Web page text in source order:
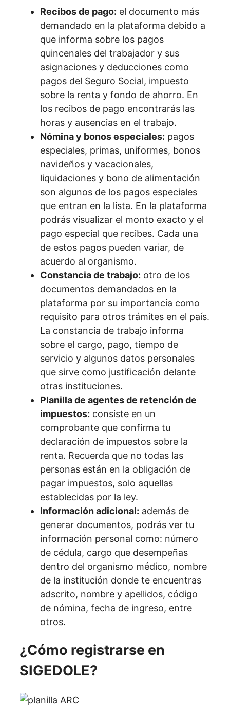
Recibos de pago: el documento más
demandado en la plataforma debido a
que informa sobre los pagos
quincenales del trabajador y sus
asignaciones y deducciones como
pagos del Seguro Social, impuesto
sobre la renta y fondo de ahorro. En
los recibos de pago encontrarás las
horas y ausencias en el trabajo.
Nómina y bonos especiales: pagos
especiales, primas, uniformes, bonos
navideños y vacacionales,
liquidaciones y bono de alimentación
son algunos de los pagos especiales
que entran en la lista. En la plataforma
podrás visualizar el monto exacto y el
pago especial que recibes. Cada una
de estos pagos pueden variar, de
acuerdo al organismo.
Constancia de trabajo: otro de los
documentos demandados en la
plataforma por su importancia como
requisito para otros trámites en el país.
La constancia de trabajo informa
sobre el cargo, pago, tiempo de
servicio y algunos datos personales
que sirve como justificación delante
otras instituciones.
Planilla de agentes de retención de
impuestos: consiste en un
comprobante que confirma tu
declaración de impuestos sobre la
renta. Recuerda que no todas las
personas están en la obligación de
pagar impuestos, solo aquellas
establecidas por la ley.
Información adicional: además de
generar documentos, podrás ver tu
información personal como: número
de cédula, cargo que desempeñas
dentro del organismo médico, nombre
de la institución donde te encuentras
adscrito, nombre y apellidos, código
de nómina, fecha de ingreso, entre
otros.
¿Cómo registrarse en
SIGEDOLE?